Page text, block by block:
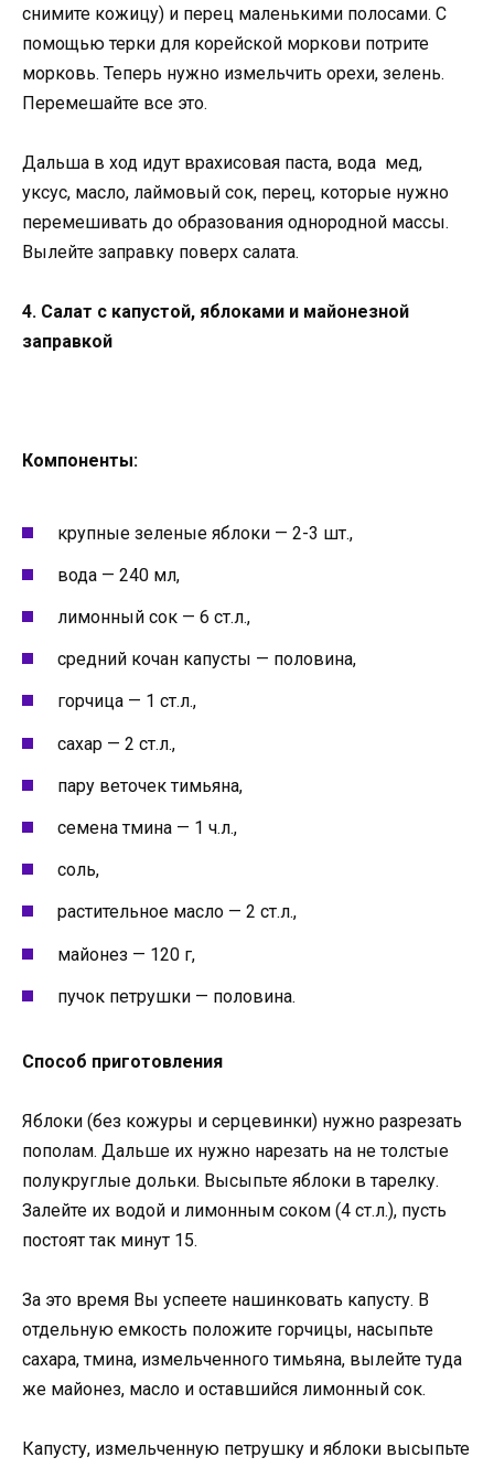
снимите кожицу) и перец маленькими полосами. С
помощью терки для корейской моркови потрите
морковь. Теперь нужно измельчить орехи, зелень.
Перемешайте все это.
Дальша в ход идут врахисовая паста, вода мед,
уксус, масло, лаймовый сок, перец, которые нужно
перемешивать до образования однородной массы.
Вылейте заправку поверх салата.
4. Салат с капустой, яблоками и майонезной
заправкой
Компоненты:
крупные зеленые яблоки — 2-3 шт.,
вода — 240 мл,
лимонный сок — 6 ст.л.,
средний кочан капусты — половина,
горчица — 1 ст.л.,
сахар — 2 ст.л.,
пару веточек тимьяна,
семена тмина — 1 ч.л.,
соль,
растительное масло — 2 ст.л.,
майонез — 120 г,
пучок петрушки — половина.
Способ приготовления
Яблоки (без кожуры и серцевинки) нужно разрезать
пополам. Дальше их нужно нарезать на не толстые
полукруглые дольки. Высыпьте яблоки в тарелку.
Залейте их водой и лимонным соком (4 ст.л.), пусть
постоят так минут 15.
За это время Вы успеете нашинковать капусту. В
отдельную емкость положите горчицы, насыпьте
сахара, тмина, измельченного тимьяна, вылейте туда
же майонез, масло и оставшийся лимонный сок.
Капусту, измельченную петрушку и яблоки высыпьте